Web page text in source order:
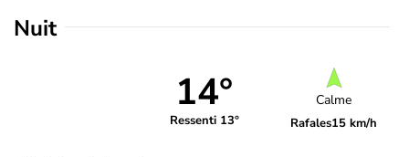
Nuit
14°
Ressenti 13°
Calme
Rafales15 km/h